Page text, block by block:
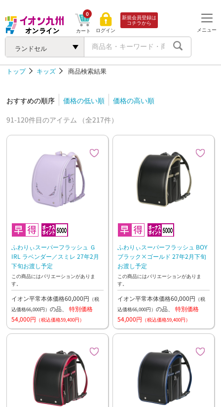
ランドセル
カート
0
ログイン
新規会員登録は
コチラから
メニュー
トップ キッズ 商品検索結果
おすすめの順序 価格の低い順
価格の高い順
91-120件目のアイテム （全217件）
ふわりぃスーパーフラッシュ Ｇ
IRL ラベンダー／スミレ 27年2月
下旬お渡し予定
この商品にはバリエーションがありま
す。
イオン平常本体価格60,000円 （税
込価格66,000円） の品、 特別価格
54,000円 （税込価格59,400円）
ふわりぃスーパーフラッシュ BOY
ブラック×ゴールド 27年2月下旬
お渡し予定
この商品にはバリエーションがありま
す。
イオン平常本体価格60,000円 （税
込価格66,000円） の品、 特別価格
54,000円 （税込価格59,400円）